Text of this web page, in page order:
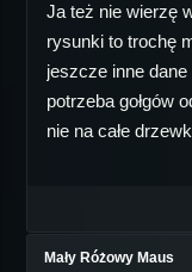
Ja też nie wierzę
rysunki to trochę
jeszcze inne dane
potrzeba gołgów
nie na całe
Mały Różowy Maus